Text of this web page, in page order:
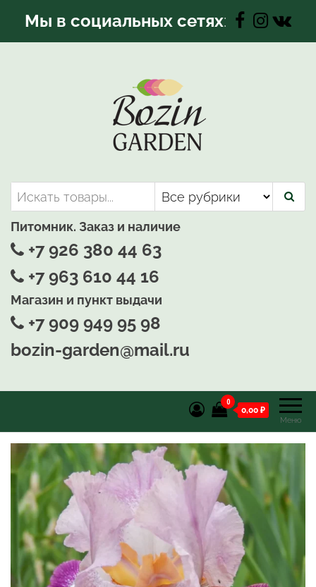
Мы в социальных сетях:
Bozin-Garden | Садовый центр
Садовый центр, Растения
для вашего сада
Питомник. Заказ и наличие
+7 926 380 44 63
+7 963 610 44 16
Магазин и пункт выдачи
+7 909 949 95 98
bozin-garden@mail.ru
Меню
0
0,00 ₽